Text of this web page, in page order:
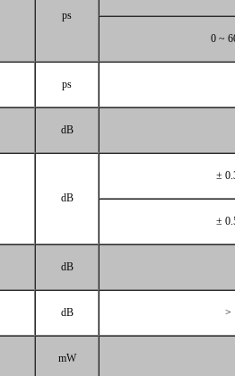
ps
0 ~
ps
dB
dB
±
±
dB
dB >
mW